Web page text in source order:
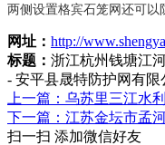
两侧设置格宾石笼网还可以
网址： http://
标题： 浙江杭州钱塘江
- 安平县晟特防护网有限
上一篇：乌苏里三江水
下一篇：江苏金坛市孟
扫一扫 添加微信好友